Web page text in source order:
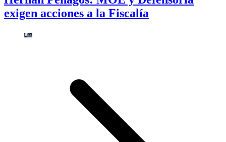
exigen acciones a la Fiscalía